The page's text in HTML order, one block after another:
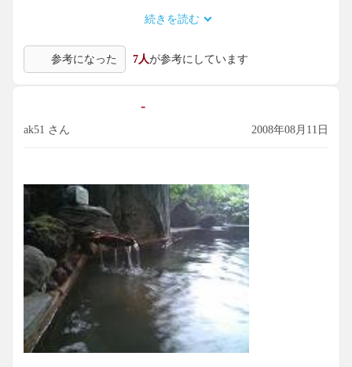
子温泉にいって引返してきたというのでお互いびっくり(^@
^)/
「なんだ、兄ちゃんもいったのかーっ」
「ええ、ありゃあないっすよねえ」なーんていいつつお湯を
温泉野郎の行動パターンというのは、案外コレは読みやすい
ものなのかもわかりませんね?
続きを読む
参考になった 7人が参考にしています
-
ak51 さん 2008年08月11日